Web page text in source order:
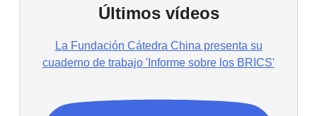
Últimos vídeos
La Fundación Cátedra China presenta su
cuaderno de trabajo 'Informe sobre los BRICS'